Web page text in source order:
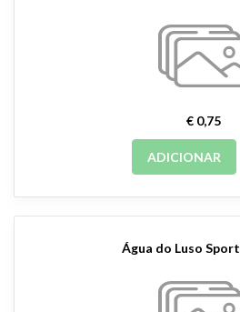
€ 0,75
ADICIONAR
Água do Luso